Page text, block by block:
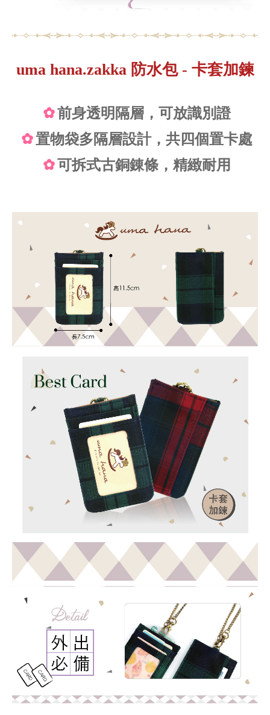
uma hana.zakka 防水包 - 卡套加鍊
✿前身透明隔層，可放識別證
✿置物袋多隔層設計，共四個置卡處
✿可拆式古銅錬條，精緻耐用